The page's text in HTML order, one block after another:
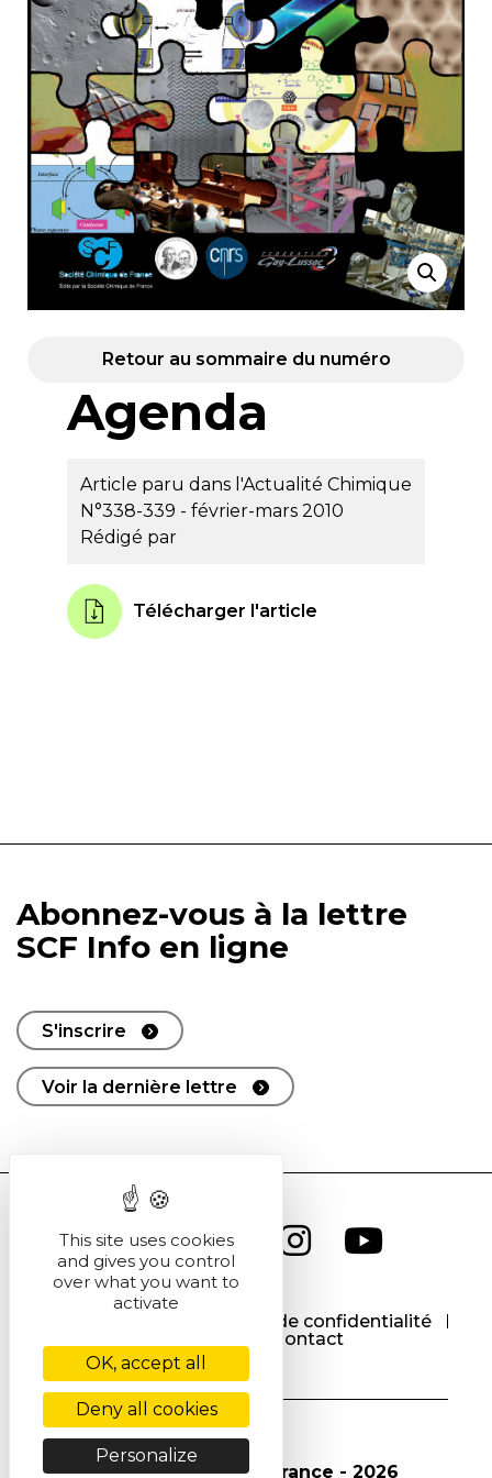
Retour au sommaire du numéro
Agenda
Article paru dans l'Actualité Chimique
N°338-339 - février-mars 2010
Rédigé par
Télécharger l'article
Abonnez-vous à la lettre
SCF Info en ligne
S'inscrire
Voir la dernière lettre
Politique de confidentialité
Contact
© Société Chimique de France - 2026
This site uses cookies
and gives you control
over what you want to
activate
OK, accept all
Deny all cookies
Personalize